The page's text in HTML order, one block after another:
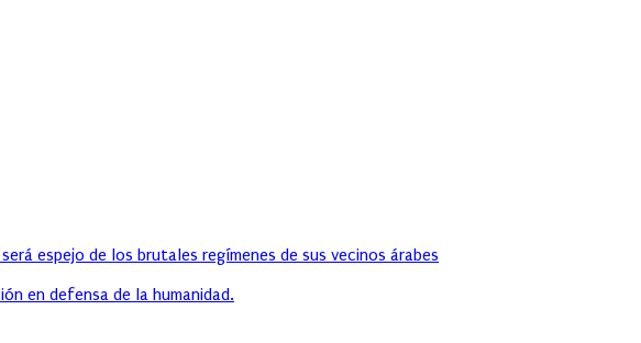
espejo de los brutales regímenes de sus vecinos árabes
en defensa de la humanidad.